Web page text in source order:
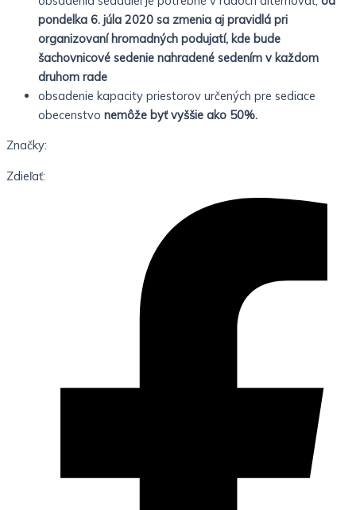
pondelka 6. júla 2020 sa zmenia aj pravidlá pri
organizovaní hromadných podujatí, kde bude
šachovnicové sedenie nahradené sedením v každom
druhom rade
obsadenie kapacity priestorov určených pre sediace
obecenstvo nemôže byť vyššie ako 50%.
Značky:
Zdieľať: